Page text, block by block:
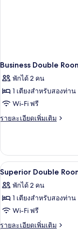
Business Double
พักได้ 2 คน
1 เตียงสำหรับสองท่าน
Wi-Fi ฟรี
รายละเอียดเพิ่มเติม
ราย
เกี่ยว
กับ
Business
Double
Room
No
เปิด
ภาพถ่าย
ทั้งหมด
ของ
Superior
2
Superior Double
พักได้ 2 คน
1 เตียงสำหรับสองท่าน
Wi-Fi ฟรี
รายละเอียดเพิ่มเติม
ราย